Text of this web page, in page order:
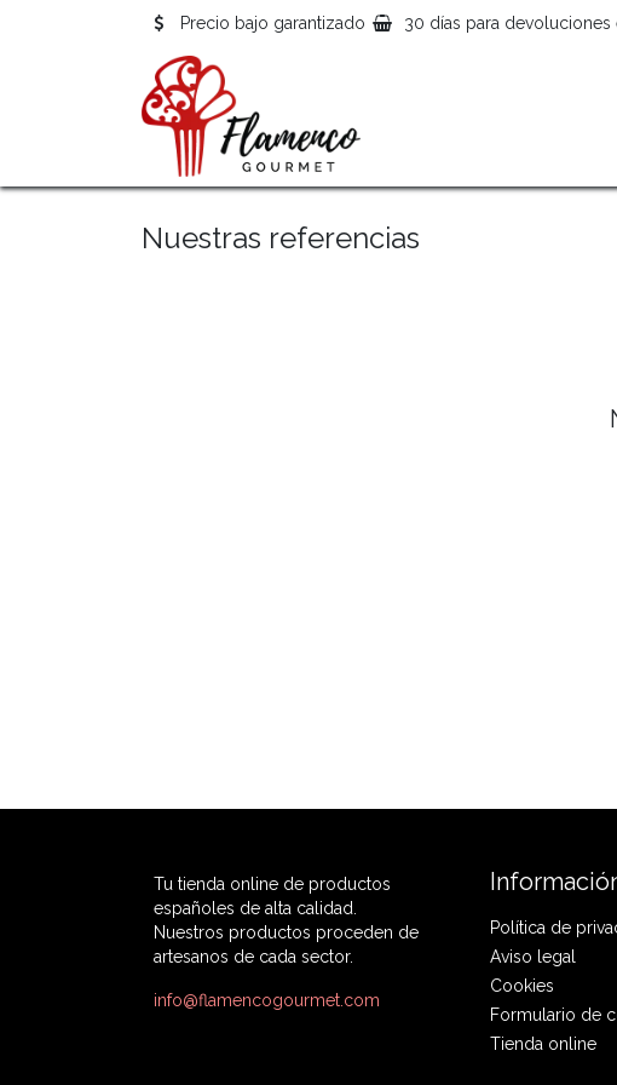
Precio bajo garantizado 30 días para devoluciones
Nuestras referencias
Tu tienda online de productos
españoles de alta calidad.
Nuestros productos proceden de
artesanos de cada sector.
info@flamencogourmet.com
Política de
Aviso legal
Cookies
Formulario de
Tienda online